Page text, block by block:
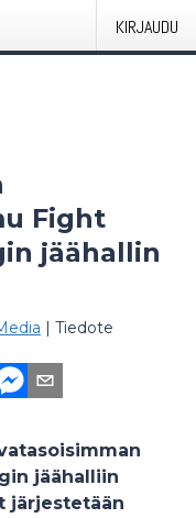
KIRJAUDU
Fight
jäähallin
| Tiedote
jäähalliin
järjestetään